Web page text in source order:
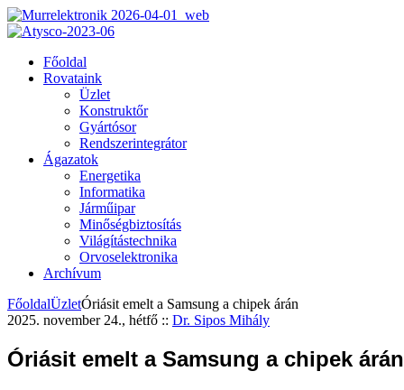
Főoldal
Rovataink
Üzlet
Konstruktőr
Gyártósor
Rendszerintegrátor
Ágazatok
Energetika
Informatika
Járműipar
Minőségbiztosítás
Világítástechnika
Orvoselektronika
Archívum
FőoldalÜzletÓriásit emelt a Samsung a chipek árán
2025. november 24., hétfő :: Dr. Sipos Mihály
Óriásit emelt a Samsung a chipek árán